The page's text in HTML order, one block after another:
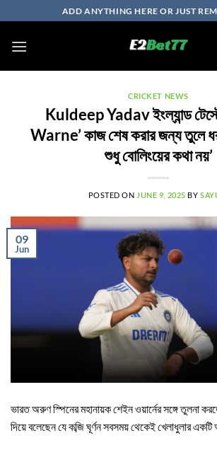
to
content
ADD ANYTHING HERE OR JUST
CRICKET NEWS
Kuldeep Yadav ইংল্যান্ড
Warne’ কাজ শেষ করার জন্য তুলে
শুধু বোলিংয়ের কথা নয়’
POSTED ON JUNE 9, 2025 BY
09
Jun
ভারত অরুণ স্পিনের মহানায়ক শেইন ওয়ার্নের সঙ্গে তুলনা
দিয়ে বলেছেন যে কব্জি ঘূর্ণন সবসময় থেকেই খেলাধুলার